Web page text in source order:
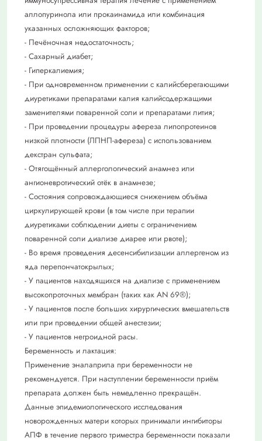
аллопуринола или прокаинамида или комбинация
указанных осложняющих факторов;
- Печёночная недостаточность;
- Сахарный диабет;
- Гиперкалиемия;
- При одновременном применении с калийсберегающими
диуретиками препаратами калия калийсодержащими
заменителями поваренной соли и препаратами лития;
- При проведении процедуры афереза липопротеинов
низкой плотности (ЛПНП-афереза) с использованием
декстран сульфата;
- Отягощённый аллергологический анамнез или
ангионевротический отёк в анамнезе;
- Состояния сопровождающиеся снижением объёма
циркулирующей крови (в том числе при терапии
диуретиками соблюдении диеты с ограничением
поваренной соли диализе диарее или рвоте);
- Во время проведения десенсибилизации аллергеном из
яда перепончатокрылых;
- У пациентов находящихся на диализе с применением
высокопроточных мембран (таких как AN 69®);
- У пациентов после больших хирургических вмешательств
или при проведении общей анестезии;
- У пациентов негроидной расы.
Беременность и лактация:
Применение эналаприла при беременности не
рекомендуется. При наступлении беременности приём
препарата должен быть немедленно прекращён.
Данные эпидемиологического исследования
новорожденных матери которых принимали ингибиторы
АПФ в течение первого триместра беременности показали